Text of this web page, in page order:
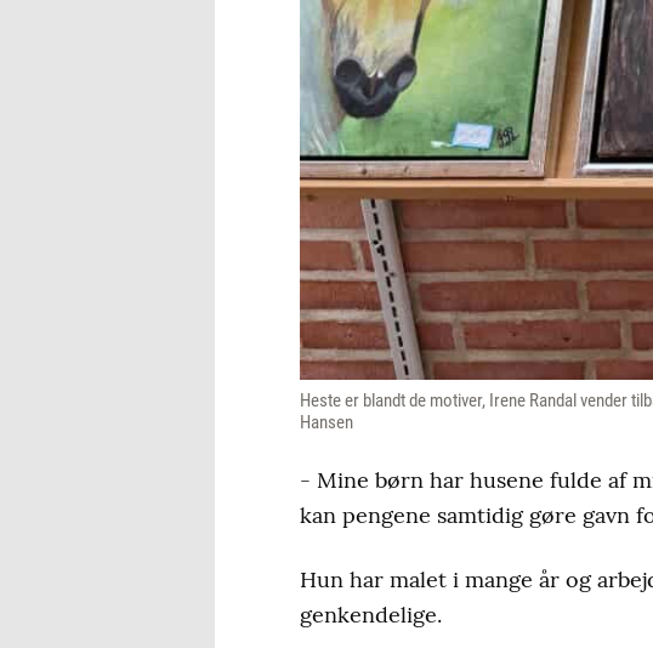
Heste er blandt de motiver, Irene Randal vender
Hansen
- Mine børn har husene fulde af
kan pengene samtidig gøre gavn
Hun har malet i mange år og
genkendelige.